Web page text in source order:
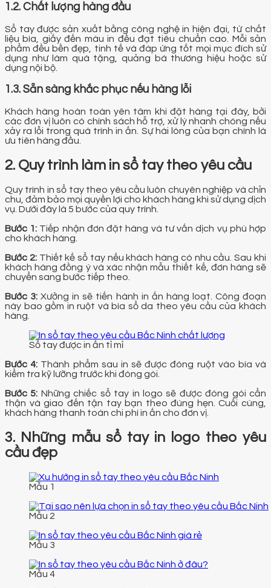
1.2. Chất lượng hàng đầu
Sổ tay được sản xuất bằng công nghệ in hiện đại, từ chất
liệu bìa, giấy đến màu in đều đạt tiêu chuẩn cao. Mỗi sản
phẩm đều bền đẹp, tinh tế và đáp ứng tốt mọi mục đích sử
dụng như làm quà tặng, quảng bá thương hiệu hoặc sử
dụng nội bộ.
1.3. Sẵn sàng khắc phục nếu hàng lỗi
Khách hàng hoàn toàn yên tâm khi đặt hàng tại đây, bởi
các đơn vị luôn có chính sách hỗ trợ, xử lý nhanh chóng nếu
xảy ra lỗi trong quá trình in ấn. Sự hài lòng của bạn chính là
ưu tiên hàng đầu.
2. Quy trình làm in sổ tay theo yêu cầu
Quy trình in sổ tay theo yêu cầu luôn chuyên nghiệp và chỉn
chu, đảm bảo mọi quyền lợi cho khách hàng khi sử dụng dịch
vụ. Dưới đây là 5 bước của quy trình.
Bước 1: Tiếp nhận đơn đặt hàng và tư vấn dịch vụ phù hợp
cho khách hàng.
Bước 2:Thiết kế sổ tay nếu khách hàng có nhu cầu. Sau khi
khách hàng đồng ý và xác nhận mẫu thiết kế, đơn hàng sẽ
chuyển sang bước tiếp theo.
Bước 3: Xưởng in sẽ tiến hành in ấn hàng loạt. Công đoạn
này bao gồm in ruột và bìa sổ da theo yêu cầu của khách
hàng.
Sổ tay được in ấn tỉ mỉ
Bước 4: Thành phẩm sau in sẽ được đóng ruột vào bìa và
kiểm tra kỹ lưỡng trước khi đóng gói.
Bước 5: Những chiếc sổ tay in logo sẽ được đóng gói cẩn
thận và giao đến tận tay bạn theo đúng hẹn. Cuối cùng,
khách hàng thanh toán chi phí in ấn cho đơn vị.
3. Những mẫu sổ tay in logo theo yêu
cầu đẹp
Mẫu 1
Mẫu 2
Mẫu 3
Mẫu 4